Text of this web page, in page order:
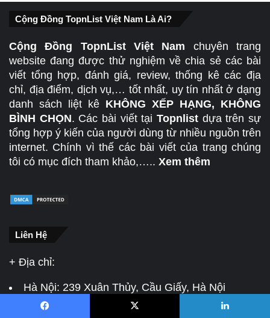
Cộng Đồng TopnList Việt Nam Là Ai?
Cộng Đồng TopnList Việt Nam chuyên trang
website đang được thử nghiệm về chia sẻ các bài
viết tổng hợp, đánh giá, review, thống kê các địa
chỉ, địa điểm, dịch vụ,… tốt nhất, uy tín nhất ở dạng
danh sách liệt kê KHÔNG XẾP HẠNG, KHÔNG
BÌNH CHỌN. Các bài viết tạiTopnlist dựa trên sự
tổng hợp ý kiến của người dùng từ nhiều nguồn trên
internet. Chính vì thế các bài viết của trang chúng
tôi có mục đích tham khảo,….. Xem thêm
Liên Hệ
+ Địa chỉ:
Hà Nội: 239 Xuân Thủy, Cầu Giấy, Hà Nội
Đà Nẵng:
478 Điện Biên Phủ, Thanh Khê Đông,